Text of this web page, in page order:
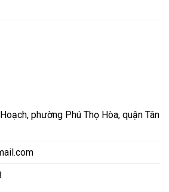
phường Phú Thọ Hòa, quận Tân